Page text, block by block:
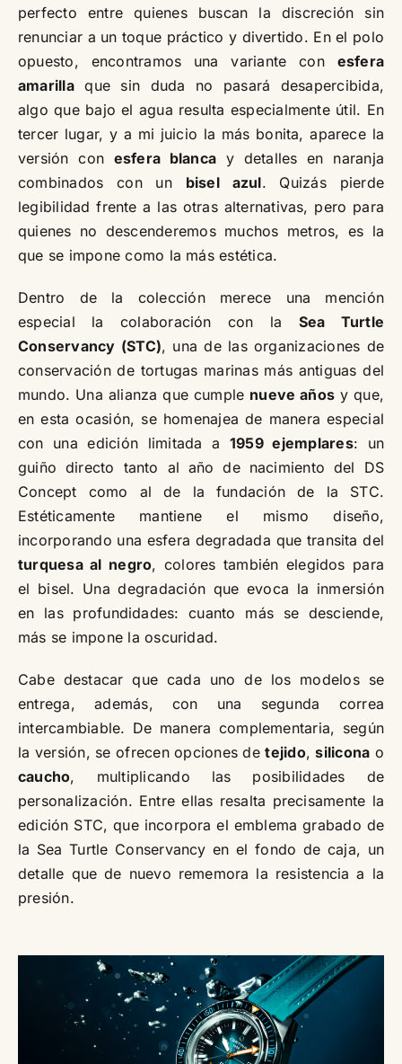
perfecto entre quienes buscan la discreción sin
renunciar a un toque práctico y divertido. En el polo
opuesto, encontramos una variante con esfera
amarillaque sin duda no pasará desapercibida,
algo que bajo el agua resulta especialmente útil. En
tercer lugar, y a mi juicio la más bonita, aparece la
versión con esfera blanca y detalles en naranja
combinados con un bisel azul. Quizás pierde
legibilidad frente a las otras alternativas, pero para
quienes no descenderemos muchos metros, es la
que se impone como la más estética.
Dentro de la colección merece una mención
especial la colaboración con la Sea Turtle
Conservancy (STC), una de las organizaciones de
conservación de tortugas marinas más antiguas del
mundo. Una alianza que cumple nueve años y que,
en esta ocasión, se homenajea de manera especial
con una edición limitada a 1959 ejemplares: un
guiño directo tanto al año de nacimiento del DS
Concept como al de la fundación de la STC.
Estéticamente mantiene el mismo diseño,
incorporando una esfera degradada que transita del
turquesa al negro, colores también elegidos para
el bisel. Una degradación que evoca la inmersión
en las profundidades: cuanto más se desciende,
más se impone la oscuridad.
Cabe destacar que cada uno de los modelos se
entrega, además, con una segunda correa
intercambiable. De manera complementaria, según
la versión, se ofrecen opciones detejido,silicona o
caucho, multiplicando las posibilidades de
personalización. Entre ellas resalta precisamente la
edición STC, que incorpora el emblema grabado de
la Sea Turtle Conservancy en el fondo de caja, un
detalle que de nuevo rememora la resistencia a la
presión.